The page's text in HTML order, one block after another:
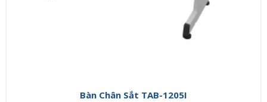
Bàn Chân Sắt TAB-1205I